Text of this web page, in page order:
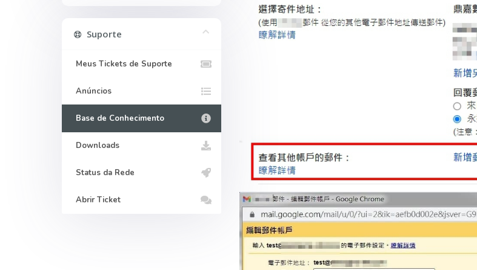
Suporte
Meus Tickets de Suporte
Anúncios
Base de Conhecimento
Downloads
Status da Rede
Abrir Ticket